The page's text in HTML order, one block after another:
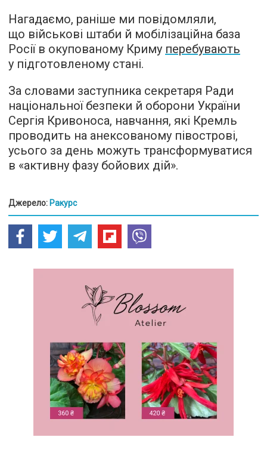
Нагадаємо, раніше ми повідомляли,
що військові штаби й мобілізаційна база
Росії в окупованому Криму перебувають
у підготовленому стані.
За словами заступника секретаря Ради
національної безпеки й оборони України
Сергія Кривоноса, навчання, які Кремль
проводить на анексованому півострові,
усього за день можуть трансформуватися
в «активну фазу бойових дій».
Джерело: Ракурс